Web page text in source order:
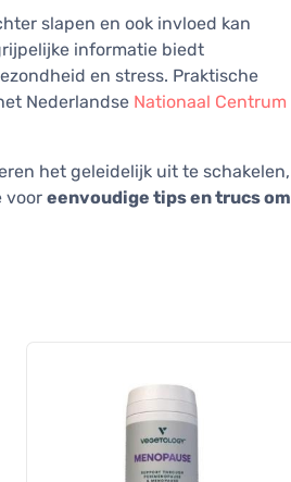
slapen en ook invloed kan
informatie biedt
en stress. Praktische
Nederlandse Nationaal Centrum
het geleidelijk uit te schakelen,
voor eenvoudige tips en trucs om